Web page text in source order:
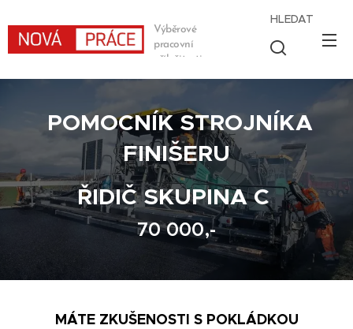
Výběrové
pracovní
příležitosti
HLEDAT
POMOCNÍK STROJNÍKA
FINIŠERU
ŘIDIČ SKUPINA C
70 000,-
MÁTE ZKUŠENOSTI S POKLÁDKOU